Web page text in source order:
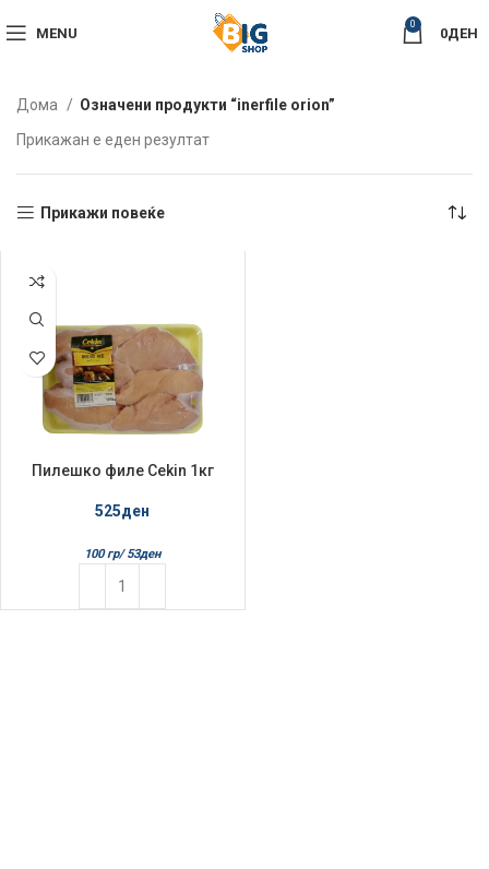
MENU
0
0ДЕН
Дома
Означени продукти “inerfile orion”
Прикажан е еден резултат
Прикажи повеќе
Пилешко филе Cekin 1кг
525ден
100 гр/ 53ден